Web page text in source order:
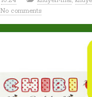
No comments